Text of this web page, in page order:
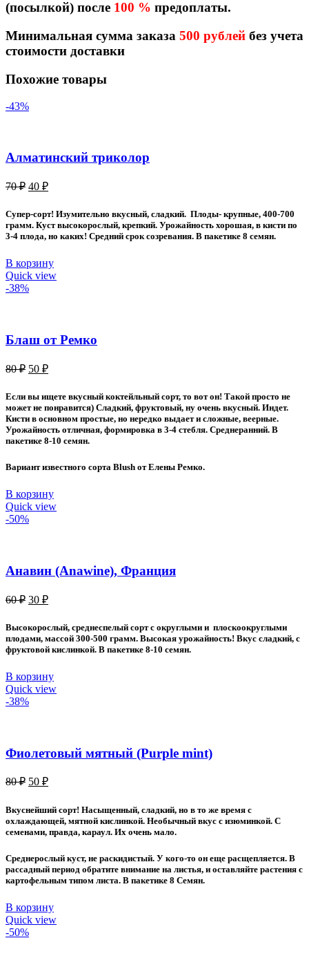
(посылкой) после 100 % предоплаты.
Минимальная сумма заказа 500 рублей без учета
стоимости доставки
Похожие товары
-43%
Алматинский триколор
70₽ Первоначальная
составляла
70 ₽.
40 ₽Текущая
40 ₽.
Супер-сорт! Изумительно вкусный, сладкий. Плоды- крупные, 400-700
грамм. Куст высокорослый, крепкий. Урожайность хорошая, в кисти по
3-4 плода, но каких! Средний срок созревания. В пакетике 8 семян.
В корзину
Quick view
-38%
Блаш от Ремко
80₽ Первоначальная
80 ₽.
50 ₽Текущая
50 ₽.
Если вы ищете вкусный коктейльный сорт, то вот он! Такой просто не
может не понравится) Сладкий, фруктовый, ну очень вкусный. Индет.
Кисти в основном простые, но нередко выдает и сложные, веерные.
Урожайность отличная, формировка в 3-4 стебля. Среднеранний. В
пакетике 8-10 семян.
Вариант известного сорта Blush от Елены Ремко.
В корзину
Quick view
-50%
Анавин (Anawine), Франция
60₽ Первоначальная
составляла
60 ₽.
30 ₽Текущая
30 ₽.
Высокорослый, среднеспелый сорт с округлыми и плоскоокруглыми
плодами, массой 300-500 грамм. Высокая урожайность! Вкус сладкий, с
фруктовой кислинкой. В пакетике 8-10 семян.
В корзину
Quick view
-38%
Фиолетовый мятный (Purple mint)
80₽ Первоначальная
составляла
80 ₽.
50 ₽Текущая
50 ₽.
Вкуснейший сорт! Насыщенный, сладкий, но в то же время с
охлаждающей, мятной кислинкой. Необычный вкус с изюминкой. С
семенами, правда, караул. Их очень мало.
Среднерослый куст, не раскидистый. У кого-то он еще расщепляется. В
рассадный период обратите внимание на листья, и оставляйте растения с
картофельным типом листа. В пакетике 8 Семян.
В корзину
Quick view
-50%